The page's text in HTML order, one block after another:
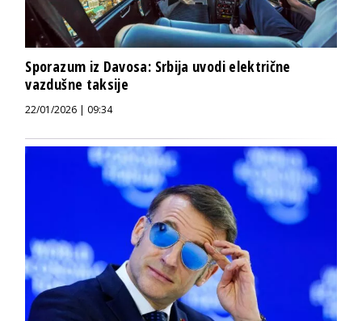
Sporazum iz Davosa: Srbija uvodi električne
vazdušne taksije
22/01/2026 | 09:34